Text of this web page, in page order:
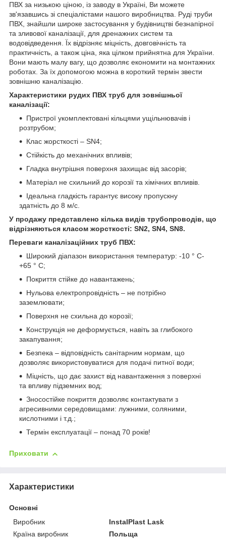
ПВХ за низькою ціною, із заводу в Україні, Ви можете
зв'язавшись зі спеціалістами нашого виробництва. Руді труби
ПВХ, знайшли широке застосування у будівництві безнапірної
та зливової каналізації, для дренажних систем та
водовідведення. Їх відрізняє міцність, довговічність та
практичність, а також ціна, яка цілком прийнятна для України.
Вони мають малу вагу, що дозволяє економити на монтажних
роботах. За їх допомогою можна в короткий термін звести
зовнішню каналізацію.
Характеристики рудих ПВХ труб для зовнішньої
каналізації:
Пристрої укомплектовані кільцями ущільнювачів і
розтрубом;
Клас жорсткості – SN4;
Стійкість до механічних впливів;
Гладка внутрішня поверхня захищає від засорів;
Матеріал не схильний до корозії та хімічних впливів.
Ідеальна гладкість гарантує високу пропускну
здатність до 8 м/с.
У продажу представлено кілька видів трубопроводів, що
відрізняються класом жорсткості: SN2, SN4, SN8.
Переваги каналізаційних труб ПВХ:
Широкий діапазон використання температур: -10 ° С-
+65 ° С;
Покриття стійке до навантажень;
Нульова електропровідність – не потрібно
заземлювати;
Поверхня не схильна до корозії;
Конструкція не деформується, навіть за глибокого
закапування;
Безпека – відповідність санітарним нормам, що
дозволяє використовуватися для подачі питної води;
Міцність, що дає захист від навантаження з поверхні
та впливу підземних вод;
Зносостійке покриття дозволяє контактувати з
агресивними середовищами: лужними, соляними,
кислотними і т.д.;
Термін експлуатації – понад 70 років!
Приховати
Характеристики
Основні
Виробник
InstalPlast Lask
Країна виробник
Польща